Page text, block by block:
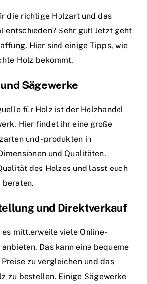
die richtige Holzart und das
entschieden? Sehr gut! Jetzt geht
Hier sind einige Tipps, wie
Holz bekommt.
Sägewerke
für Holz ist der Holzhandel
Hier findet ihr eine große
und -produkten in
und Qualitäten.
des Holzes und lasst euch
beraten.
und Direktverkauf
mittlerweile viele Online-
Das kann eine bequeme
zu vergleichen und das
zu bestellen. Einige Sägewerke